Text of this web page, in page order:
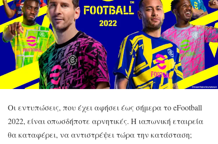
Οι εντυπώσεις, που έχει αφήσει έως σήμερα το eFootball
2022, είναι οπωσδήποτε αρνητικές. Η ιαπωνική εταιρεία
θα καταφέρει, να αντιστρέψει τώρα την κατάσταση;